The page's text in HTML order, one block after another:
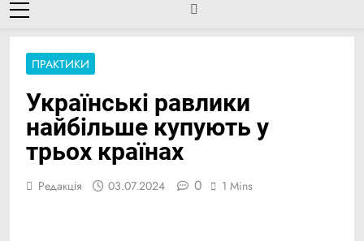
ПРАКТИКИ
Українські равлики
найбільше купують у
трьох країнах
Редакція 03.07.2024 0 1 Mins